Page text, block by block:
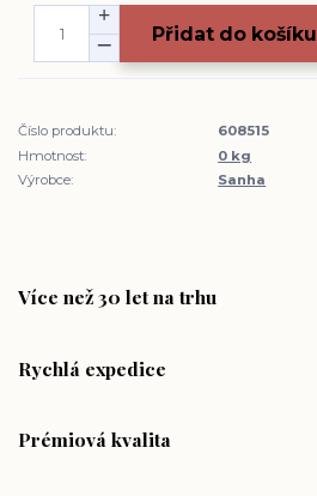
Přidat do košíku
Číslo produktu:
608515
Hmotnost:
0 kg
Výrobce:
Sanha
Více než 30 let na trhu
Rychlá expedice
Prémiová kvalita